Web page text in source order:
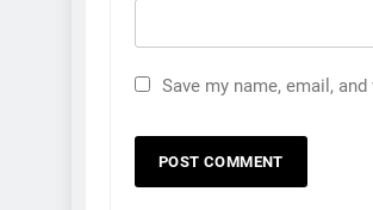
Save my name, email,